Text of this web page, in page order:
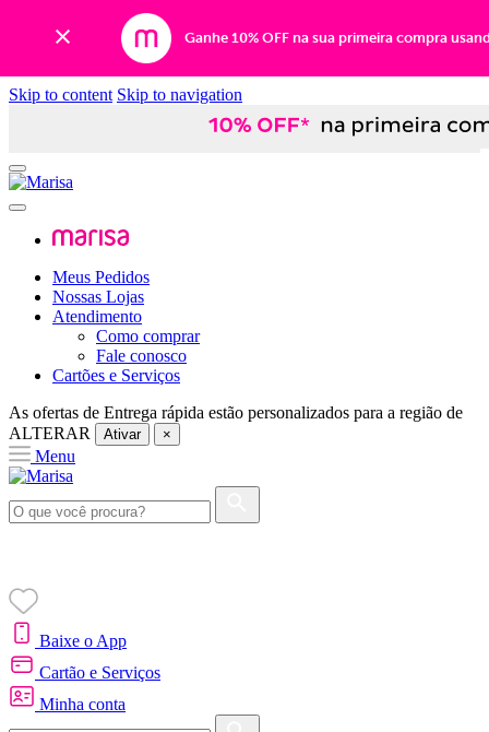
Ganhe 10% OFF na sua primeira compra
Skip to content Skip to navigation
Meus Pedidos
Nossas Lojas
Atendimento
Como comprar
Fale conosco
Cartões e Serviços
As ofertas de Entrega rápida estão personalizados para a região de
ALTERAR
Ativar ×
Menu
Baixe o App
Cartão e Serviços
Minha conta